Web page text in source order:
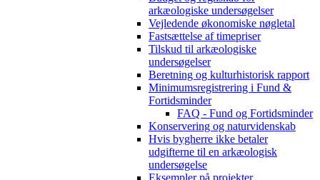
arkæologiske undersøgelser
Vejledende økonomiske nøgletal
Fastsættelse af timepriser
Tilskud til arkæologiske
undersøgelser
Beretning og kulturhistorisk rapport
Minimumsregistrering i Fund &
Fortidsminder
FAQ - Fund og Fortidsminder
Konservering og naturvidenskab
Hvis bygherre ikke betaler
udgifterne til en arkæologisk
undersøgelse
Eksempler på projekter